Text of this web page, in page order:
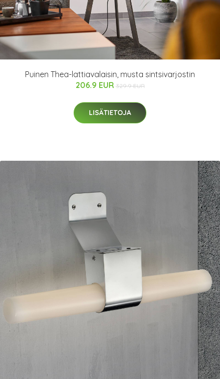
Puinen Thea-lattiavalaisin, musta sintsivarjostin
206.9 EUR 329.9 EUR
LISÄTIETOJA